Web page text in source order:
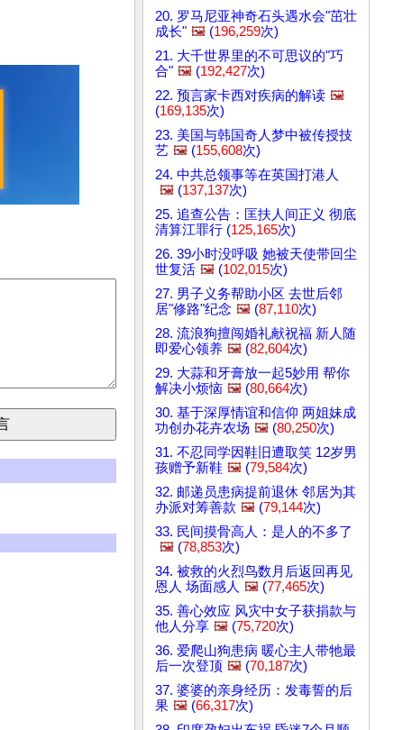
20. 罗马尼亚神奇石头遇水会"茁壮
成长" 🖼️ (196,259次)
21. 大千世界里的不可思议的"巧
合" 🖼️ (192,427次)
22. 预言家卡西对疾病的解读 🖼️
(169,135次)
23. 美国与韩国奇人梦中被传授技
艺 🖼️ (155,608次)
24. 中共总领事等在英国打港人
🖼️ (137,137次)
25. 追查公告：匡扶人间正义 彻底
清算江罪行 (125,165次)
26. 39小时没呼吸 她被天使带回尘
世复活 🖼️ (102,015次)
27. 男子义务帮助小区 去世后邻
居"修路"纪念 🖼️ (87,110次)
28. 流浪狗擅闯婚礼献祝福 新人随
即爱心领养 🖼️ (82,604次)
29. 大蒜和牙膏放一起5妙用 帮你
解决小烦恼 🖼️ (80,664次)
30. 基于深厚情谊和信仰 两姐妹成
功创办花卉农场 🖼️ (80,250次)
31. 不忍同学因鞋旧遭取笑 12岁男
孩赠予新鞋 🖼️ (79,584次)
32. 邮递员患病提前退休 邻居为其
办派对筹善款 🖼️ (79,144次)
33. 民间摸骨高人：是人的不多了
🖼️ (78,853次)
34. 被救的火烈鸟数月后返回再见
恩人 场面感人 🖼️ (77,465次)
35. 善心效应 风灾中女子获捐款与
他人分享 🖼️ (75,720次)
36. 爱爬山狗患病 暖心主人带牠最
后一次登顶 🖼️ (70,187次)
37. 婆婆的亲身经历：发毒誓的后
果 🖼️ (66,317次)